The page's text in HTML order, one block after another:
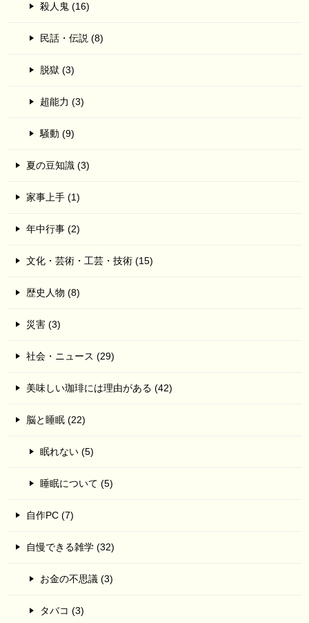
殺人鬼 (16)
民話・伝説 (8)
脱獄 (3)
超能力 (3)
騒動 (9)
夏の豆知識 (3)
家事上手 (1)
年中行事 (2)
文化・芸術・工芸・技術 (15)
歴史人物 (8)
災害 (3)
社会・ニュース (29)
美味しい珈琲には理由がある (42)
脳と睡眠 (22)
眠れない (5)
睡眠について (5)
自作PC (7)
自慢できる雑学 (32)
お金の不思議 (3)
タバコ (3)